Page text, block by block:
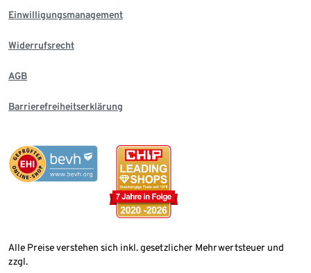
Einwilligungsmanagement
Widerrufsrecht
AGB
Barrierefreiheitserklärung
Alle Preise verstehen sich inkl. gesetzlicher Mehrwertsteuer und
zzgl.